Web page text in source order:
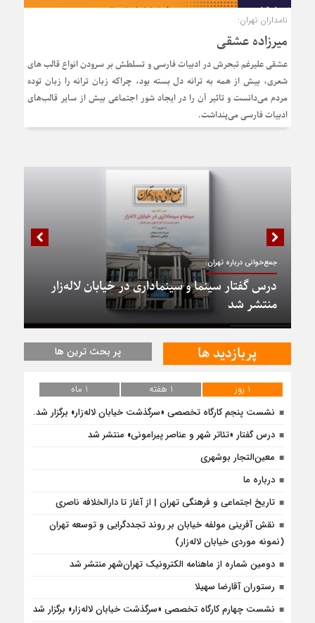
نامداران تهران:
میرزاده عشقی
عشقی علیرغم تبحرش در ادبیات فارسی و تسلطش بر سرودن انواع قالب های
شعری، بیش از همه به ترانه دل بسته بود، چراکه زبان ترانه را زبان توده
مردم می‌دانست و تاثیر آن را در ایجاد شور اجتماعی بیش از سایر قالب‌های
ادبیات فارسی می‌پنداشت.
جمع‌خوانی درباره تهران:
درس گفتار سینما و سینماداری در خیابان لاله‌زار
منتشر شد
پربازدید ها پر بحث ترین ها
1 روز 1 هفته
1 ماه
نشست پنجم کارگاه تخصصی «سرگذشت خیابان لاله‌زار» برگزار شد.
درس‌ گفتار «تئاتر شهر و عناصر پیرامونی» منتشر شد
معین‌التجار بوشهری
درباره ما
تاریخ اجتماعی و فرهنگی تهران | از آغاز تا دارالخلافه ناصری
نقش آفرینی مولفه خیابان بر روند تجددگرایی و توسعه تهران
(نمونه موردی خیابان لاله‌زار)
دومین شماره از ماهنامه الکترونیک تهران‌شهر منتشر شد
رستوران آقارضا سهیلا
نشست چهارم کارگاه تخصصی «سرگذشت خیابان لاله‌زار» برگزار شد